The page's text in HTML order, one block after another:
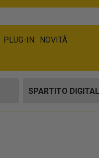
PLUG-IN
NOVITÀ
SPARTITO